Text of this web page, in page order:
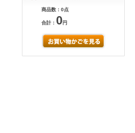
商品数：0点
合計： 0円